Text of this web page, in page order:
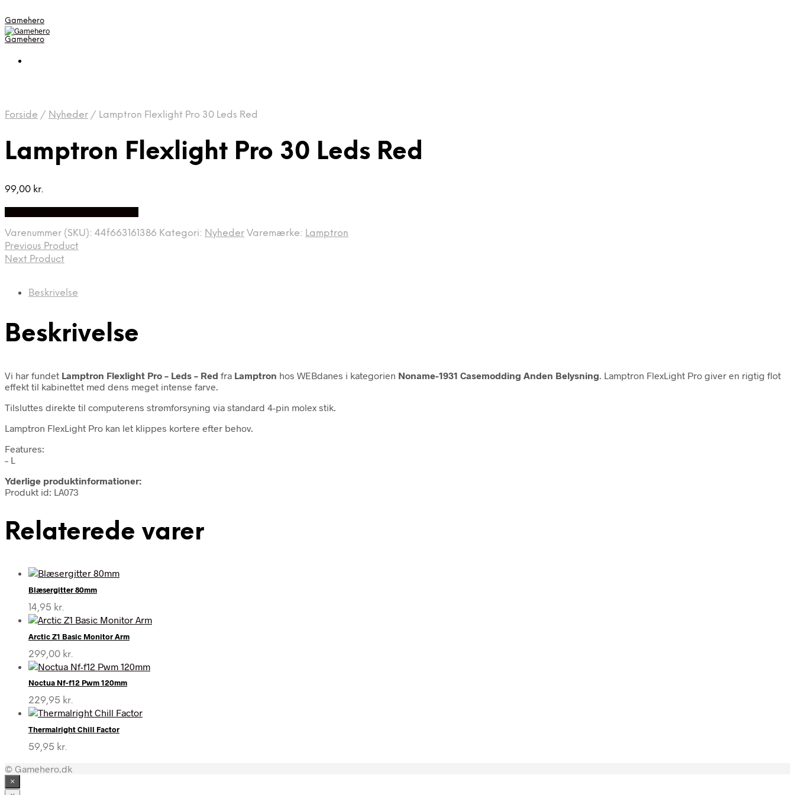
Gamehero
Gamehero
Forside / Nyheder / Lamptron Flexlight Pro 30 Leds Red
Lamptron Flexlight Pro 30 Leds Red
99,00 kr.
Varenummer (SKU): 44f663161386 Kategori: Nyheder Varemærke: Lamptron
Previous Product
Next Product
Beskrivelse
Beskrivelse
Vi har fundet Lamptron Flexlight Pro – Leds – Red fra Lamptron hos WEBdanes i kategorien Noname-1931 Casemodding Anden Belysning . Lamptron FlexLight Pro giver en rigtig flot
effekt til kabinettet med dens meget intense farve.
Tilsluttes direkte til computerens strømforsyning via standard 4-pin molex stik.
Lamptron FlexLight Pro kan let klippes kortere efter behov.
Features:
– L
Yderlige produktinformationer:
Produkt id: LA073
Relaterede varer
Blæsergitter 80mm
14,95 kr.
Arctic Z1 Basic Monitor Arm
299,00 kr.
Noctua Nf-f12 Pwm 120mm
229,95 kr.
Thermalright Chill Factor
59,95 kr.
© Gamehero.dk
×